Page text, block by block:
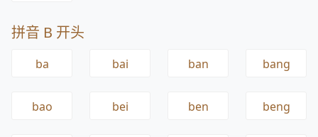
拼音 B 开头
ba bai ban bang
bao bei ben beng